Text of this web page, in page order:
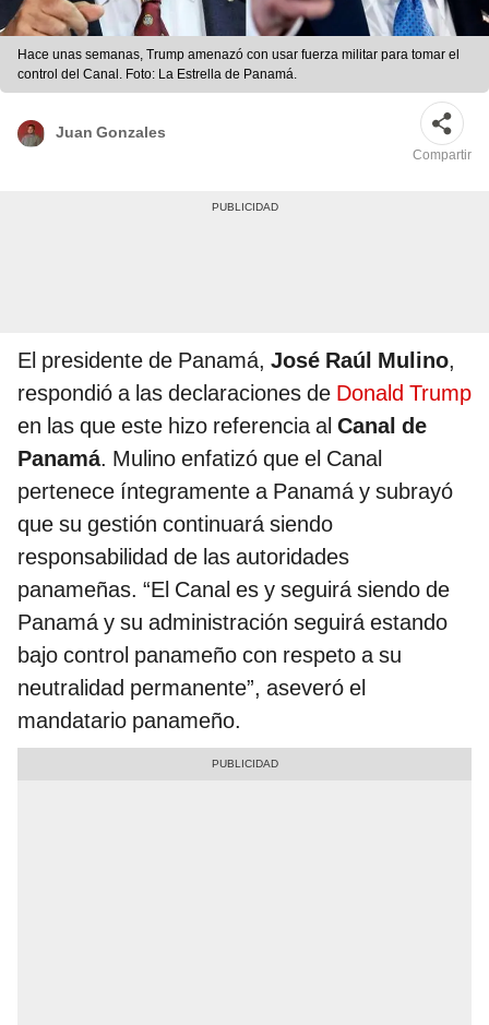
Hace unas semanas, Trump amenazó con usar fuerza militar para tomar el
control del Canal. Foto: La Estrella de Panamá.
Juan Gonzales
Compartir
El presidente de Panamá, José Raúl Mulino,
respondió a las declaraciones de Donald Trump
en las que este hizo referencia al Canal de
Panamá. Mulino enfatizó que el Canal
pertenece íntegramente a Panamá y subrayó
que su gestión continuará siendo
responsabilidad de las autoridades
panameñas. “El Canal es y seguirá siendo de
Panamá y su administración seguirá estando
bajo control panameño con respeto a su
neutralidad permanente”, aseveró el
mandatario panameño.